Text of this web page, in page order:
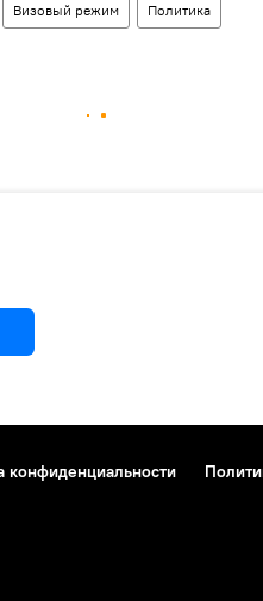
Визовый режим Политика
конфиденциальности